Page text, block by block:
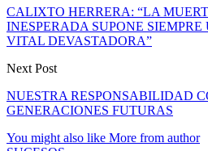
CALIXTO HERRERA: “LA
INESPERADA SUPONE
VITAL DEVASTADORA”
Next Post
NUESTRA RESPONSABILIDAD
GENERACIONES FUTURAS
You might also like More from author